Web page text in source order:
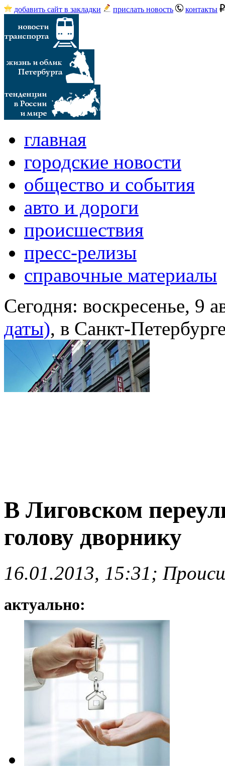
добавить сайт в закладки прислать новость контакты
главная
городские новости
общество и события
авто и дороги
происшествия
пресс-релизы
справочные материалы
Сегодня: воскресенье, 9
даты), в Санкт-
В Лиговском
голову дворнику
16.01.2013, 15:31;
актуально: